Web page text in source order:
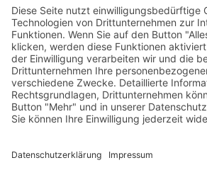
Betriebsferien
Wir befinden uns vom
19.12.2025 bis einschließlich
in unseren Betriebsferien.
In dieser Zeit werden Anfragen
kann es zu Verzögerungen bei der